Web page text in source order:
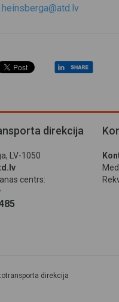
direkcija
LV-1050
centrs:
direkcija